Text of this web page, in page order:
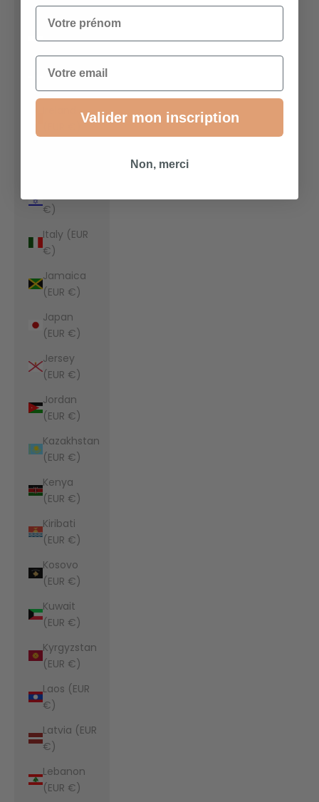
Indonesia
(EUR €)
Iraq (EUR
€)
Italy (EUR
€)
Jamaica
(EUR €)
Japan
(EUR €)
Jersey
(EUR €)
Jordan
(EUR €)
Kazakhstan
(EUR €)
Kenya
(EUR €)
Kiribati
(EUR €)
Kosovo
(EUR €)
Kuwait
(EUR €)
Kyrgyzstan
(EUR €)
Laos (EUR
€)
Latvia (EUR
€)
Lebanon
(EUR €)
Votre prénom
Email
Valider mon inscription
Non, merci